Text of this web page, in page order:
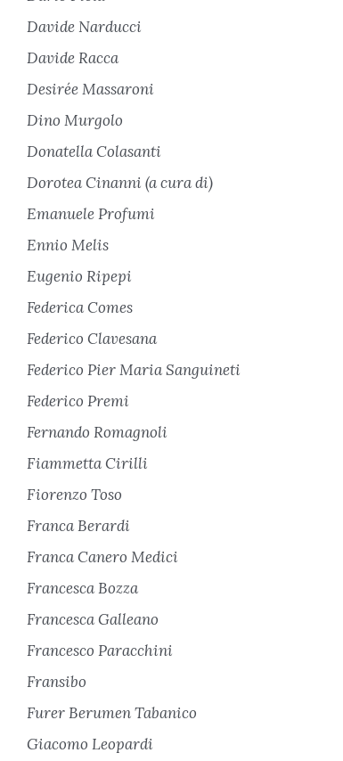
Davide Narducci
Davide Racca
Desirée Massaroni
Dino Murgolo
Donatella Colasanti
Dorotea Cinanni (a cura di)
Emanuele Profumi
Ennio Melis
Eugenio Ripepi
Federica Comes
Federico Clavesana
Federico Pier Maria Sanguineti
Federico Premi
Fernando Romagnoli
Fiammetta Cirilli
Fiorenzo Toso
Franca Berardi
Franca Canero Medici
Francesca Bozza
Francesca Galleano
Francesco Paracchini
Fransibo
Furer Berumen Tabanico
Giacomo Leopardi